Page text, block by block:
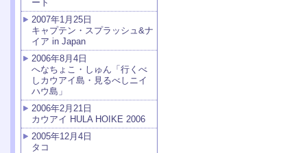
ート
2007年1月25日
キャプテン・スプラッシュ&ナ
イア in Japan
2006年8月4日
へなちょこ・しゅん「行くべ
しカウアイ島・見るべしニイ
ハウ島」
2006年2月21日
カウアイ HULA HOIKE 2006
2005年12月4日
タコ